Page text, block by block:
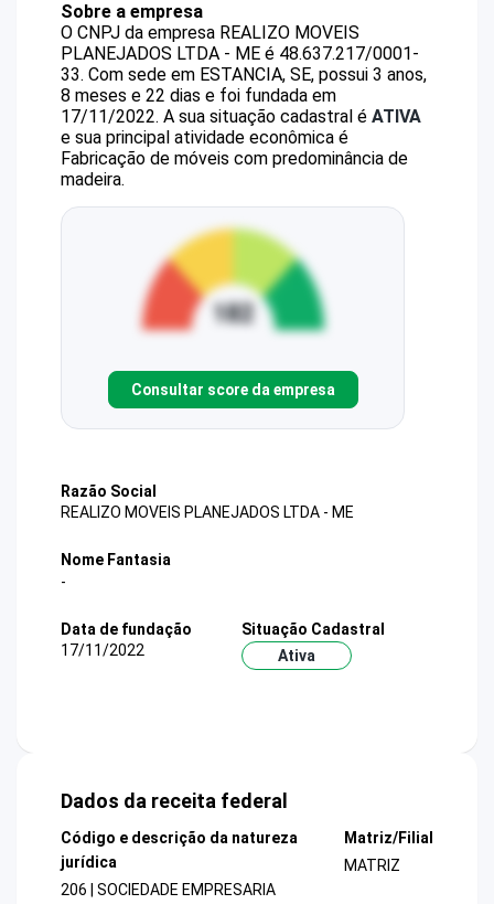
Sobre a empresa
O CNPJ da empresa REALIZO MOVEIS
PLANEJADOS LTDA - ME é 48.637.217/0001-
33. Com sede em ESTANCIA, SE, possui 3 anos,
8 meses e 22 dias e foi fundada em
17/11/2022. A sua situação cadastral é ATIVA
e sua principal atividade econômica é
Fabricação de móveis com predominância de
madeira.
Consultar score da empresa
Razão Social
REALIZO MOVEIS PLANEJADOS LTDA - ME
Nome Fantasia
-
Data de fundação
17/11/2022
Situação Cadastral
Ativa
Dados da receita federal
Código e descrição da natureza
jurídica
206 | SOCIEDADE EMPRESARIA
Matriz/Filial
MATRIZ